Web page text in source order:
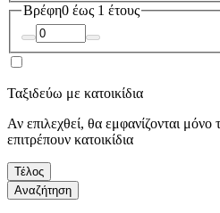
Βρέφη0 έως 1 έτους
Ταξιδεύω με κατοικίδια
Αν επιλεχθεί, θα εμφανίζονται
επιτρέπουν κατοικίδια
Τέλος
Αναζήτηση